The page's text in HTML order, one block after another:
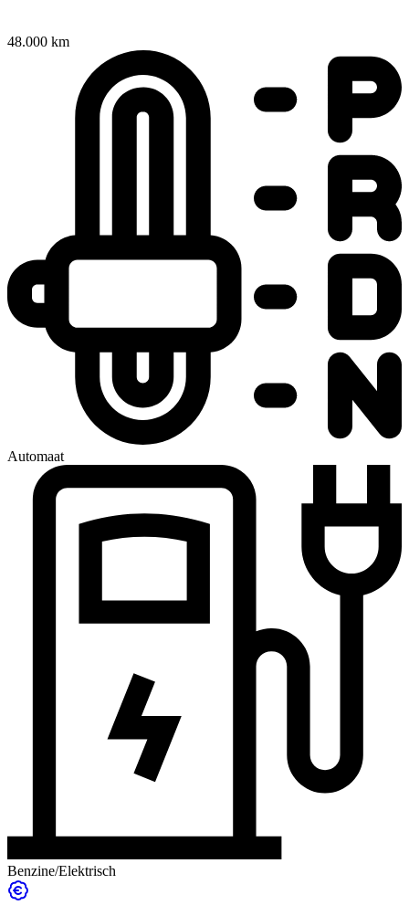
48.000 km
Automaat
Benzine/Elektrisch